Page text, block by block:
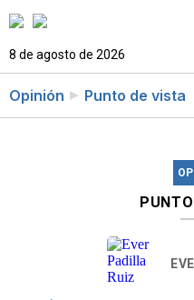
8 de agosto de 2026
Opinión Punto de vista